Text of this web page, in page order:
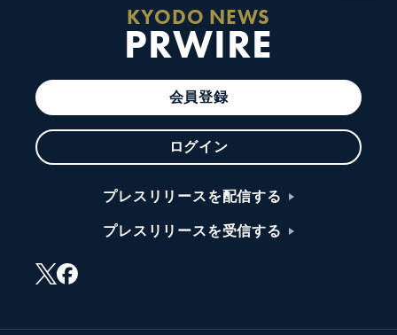
KYODO NEWS
PRWIRE
会員登録
ログイン
プレスリリースを配信する
プレスリリースを受信する